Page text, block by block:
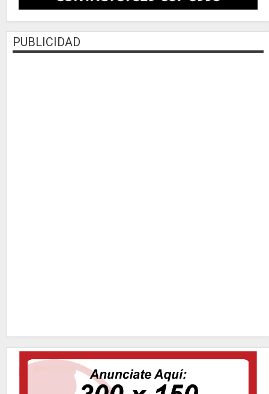
PUBLICIDAD